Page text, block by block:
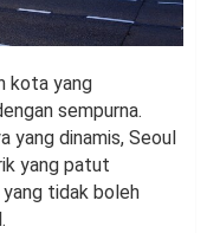
kota yang
sempurna.
yang dinamis, Seoul
yang patut
tidak boleh